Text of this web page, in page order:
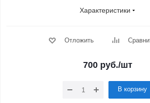
Характеристики
Отложить
700 руб./шт
В корзину